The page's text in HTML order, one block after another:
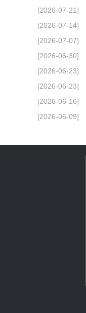
[2026-07-21]
[2026-07-14]
[2026-07-07]
[2026-06-30]
[2026-06-23]
[2026-06-23]
[2026-06-16]
[2026-06-09]